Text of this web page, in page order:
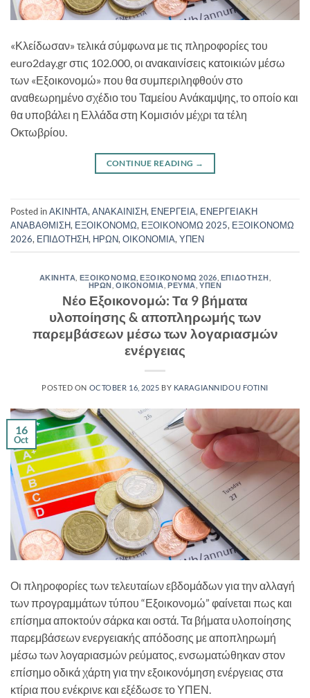
«Κλείδωσαν» τελικά σύμφωνα με τις πληροφορίες του
euro2day.gr στις 102.000, οι ανακαινίσεις κατοικιών μέσω
των «Εξοικονομώ» που θα συμπεριληφθούν στο
αναθεωρημένο σχέδιο του Ταμείου Ανάκαμψης, το οποίο και
θα υποβάλει η Ελλάδα στη Κομισιόν μέχρι τα τέλη
Οκτωβρίου.
CONTINUE READING →
Posted inΑΚΙΝΗΤΑ, ΑΝΑΚΑΙΝΙΣΗ, ΕΝΕΡΓΕΙΑ, ΕΝΕΡΓΕΙΑΚΗ
ΑΝΑΒΑΘΜΙΣΗ, ΕΞΟΙΚΟΝΟΜΩ, ΕΞΟΙΚΟΝΟΜΩ 2025, ΕΞΟΙΚΟΝΟΜΩ
2026, ΕΠΙΔΟΤΗΣΗ, ΗΡΩΝ, ΟΙΚΟΝΟΜΙΑ, ΥΠΕΝ
ΑΚΙΝΗΤΑ ΕΞΟΙΚΟΝΟΜΩ ,ΕΞΟΙΚΟΝΟΜΩ 2026 ΕΠΙΔΟΤΗΣΗ
ΗΡΩΝ ΟΙΚΟΝΟΜΙΑ ,ΡΕΥΜΑ ,ΥΠΕΝ
Νέο Εξοικονομώ: Τα 9 βήματα
υλοποίησης & αποπληρωμής των
παρεμβάσεων μέσω των λογαριασμών
ενέργειας
POSTED ON OCTOBER 16, 2025 BY KARAGIANNIDOU FOTINI
16
Oct
Οι πληροφορίες των τελευταίων εβδομάδων για την αλλαγή
των προγραμμάτων τύπου “Εξοικονομώ” φαίνεται πως και
επίσημα αποκτούν σάρκα και οστά. Τα βήματα υλοποίησης
παρεμβάσεων ενεργειακής απόδοσης με αποπληρωμή
μέσω των λογαριασμών ρεύματος, ενσωματώθηκαν στον
επίσημο οδικά χάρτη για την εξοικονόμηση ενέργειας στα
κτίρια που ενέκρινε και εξέδωσε το ΥΠΕΝ.